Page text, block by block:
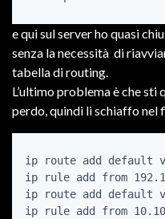
e qui sul server ho quasi
senza la necessità di
tabella di routing.
L’ultimo problema è che
perdo, quindi li schiaffo nel
ip route add default
ip rule add from
ip route add default
ip rule add from